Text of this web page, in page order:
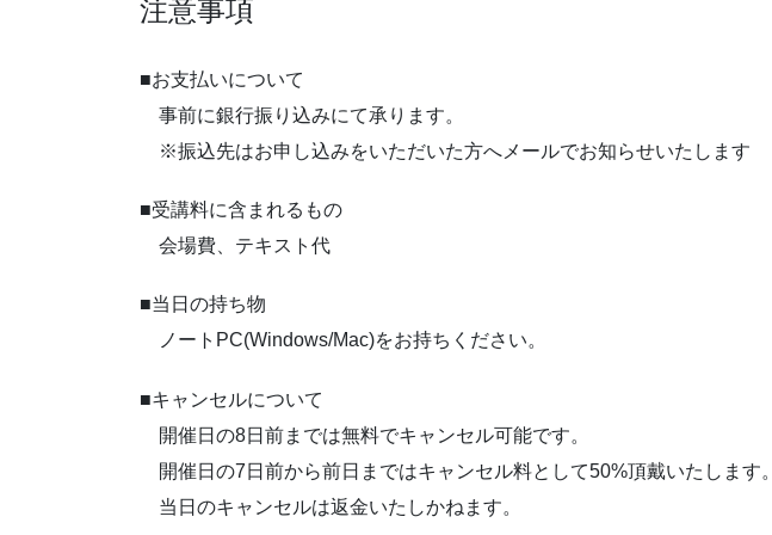
注意事項
■お支払いについて
事前に銀行振り込みにて承ります。
※振込先はお申し込みをいただいた方へメールでお知らせいたします
■受講料に含まれるもの
会場費、テキスト代
■当日の持ち物
ノートPC(Windows/Mac)をお持ちください。
■キャンセルについて
開催日の8日前までは無料でキャンセル可能です。
開催日の7日前から前日まではキャンセル料として50%頂戴いたします。
当日のキャンセルは返金いたしかねます。